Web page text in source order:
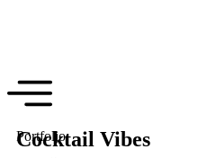
Portfolio
Cocktail Vibes